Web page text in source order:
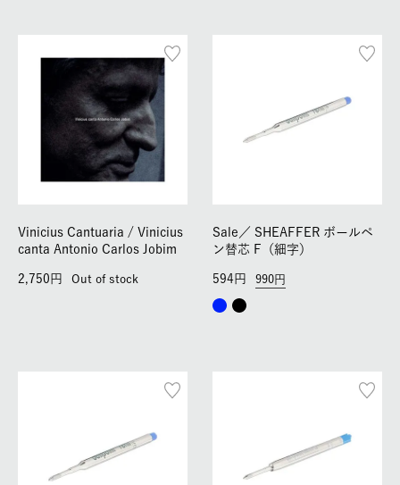
Vinicius Cantuaria / Vinicius
canta Antonio Carlos Jobim
2,750 Out of stock
Sale／ SHEAFFER ボールペ
ン替芯 F（細字）
990
594